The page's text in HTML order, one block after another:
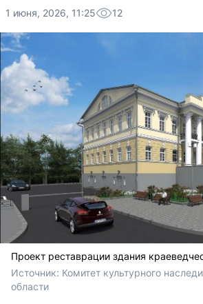
1 июня, 2026, 11:25 12
Проект реставрации здания
Источник: Комитет культурного
области